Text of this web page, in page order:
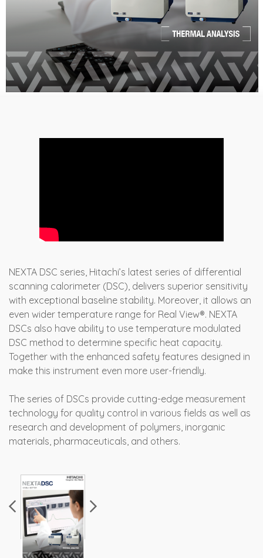
NEXTA DSC series, Hitachi’s latest series of differential
scanning calorimeter (DSC), delivers superior sensitivity
with exceptional baseline stability. Moreover, it allows an
even wider temperature range for Real View®. NEXTA
DSCs also have ability to use temperature modulated
DSC method to determine specific heat capacity.
Together with the enhanced safety features designed in
make this instrument even more user-friendly.
The series of DSCs provide cutting-edge measurement
technology for quality control in various fields as well as
research and development of polymers, inorganic
materials, pharmaceuticals, and others.